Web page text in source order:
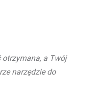
otrzymana, a Twój
narzędzie do